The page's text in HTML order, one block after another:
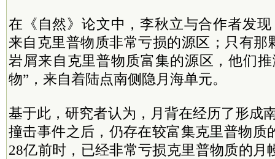
在《自然》论文中，李秋立与合作者发
来自克里普物质非常亏损的源区；只有那
岩屑来自克里普物质富集的源区，他们
物”，来自着陆点南侧隐月海单元。
基于此，研究者认为，月背在经历了形成
撞击事件之后，仍存在较富集克里普物质
28亿前时，已经非常亏损克里普物质的月